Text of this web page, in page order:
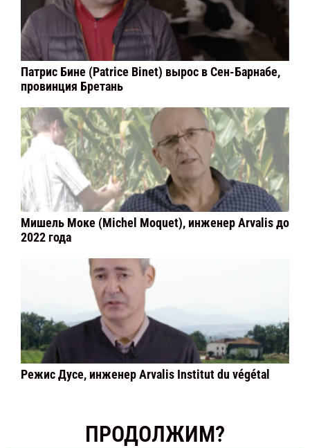
Патрис Бине (Patrice Binet) вырос в Сен-Барнабе,
провинция Бретань
Мишель Моке (Michel Moquet), инженер Arvalis до
2022 года
Режис Дусе, инженер Arvalis Institut du végétal
ПРОДОЛЖИМ?